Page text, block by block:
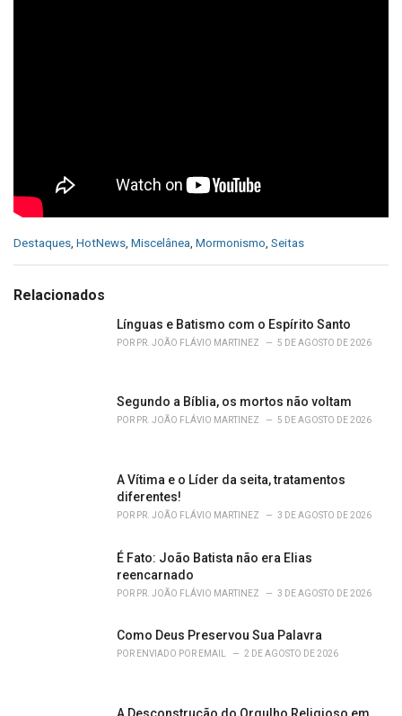
C
e
Destaques, HotNews, Miscelânea, Mormonismo, Seitas
Relacionados
Línguas e Batismo com o Espírito Santo
POR PR. JOÃO FLÁVIO MARTINEZ 5 DE AGOSTO DE 2026
Segundo a Bíblia, os mortos não voltam
POR PR. JOÃO FLÁVIO MARTINEZ 5 DE AGOSTO DE 2026
A Vítima e o Líder da seita, tratamentos
diferentes!
POR PR. JOÃO FLÁVIO MARTINEZ 3 DE AGOSTO DE 2026
É Fato: João Batista não era Elias
reencarnado
POR PR. JOÃO FLÁVIO MARTINEZ 3 DE AGOSTO DE 2026
Como Deus Preservou Sua Palavra
POR ENVIADO POR EMAIL 2 DE AGOSTO DE 2026